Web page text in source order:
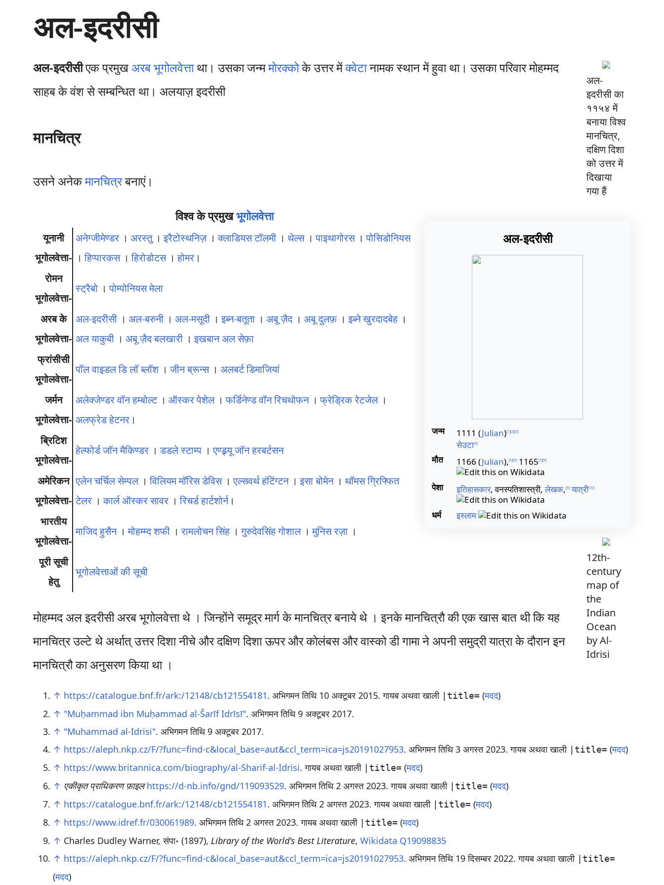
ग्री
एँ
अल-इदरीसी
अल-
इदरीसी का
११५४ में
बनाया विश्व
मानचित्र,
दक्षिण दिशा
को उत्तर में
दिखाया
गया हैं
अल-इदरीसी
जन्म 1111 (Julian)[1][2][3]
सेउटा[4]
मौत 1166 (Julian),[5][6] 1165[7][8]
पेशा इतिहासकार, वनस्पतिशास्त्री,लेखक,[9] यात्री[10]
धर्म इस्लाम
अल-इदरीसीएक प्रमुखअरबभूगोलवेत्ताथा। उसका जन्ममोरक्कोके उत्तर मेंक्वेटानामक स्थान में हुवा था। उसका परिवार मोहम्मद
साहब के वंश से सम्बन्धित था। अलयाज़ इदरीसी
मानचित्र
उसने अनेकमानचित्रबनाएं।
12th-
century
map of
the
Indian
Ocean
by Al-
Idrisi
विश्व के प्रमुखभूगोलवेत्ता
यूनानी
भूगोलवेत्ता-
अनेग्जीमेण्डर ।अरस्तु।इरैटोस्थनिज़।क्लाडियस टॉलमी । थेल्स।पाइथागोरस।पोसिडोनियस
।हिप्पारकस।हिरोडोटस।होमर ।
रोमन
भूगोलवेत्ता-
स्ट्रैबो ।पोम्पोनियस मेला
अरब के
भूगोलवेत्ता-
अल-इदरीसी ।अल-बरुनी ।अल-मसूदी ।इब्न-बतूता ।अबू ज़ैद।अबू दुलफ़ ।इब्ने खुरदादबेह ।
अल याकुबी ।अबू ज़ैद बलखारी ।इखबान अल सेफ़ा
फ्रांसीसी
भूगोलवेत्ता-
पॉल वाइडल डि लॉ ब्लॉश।जीन ब्रून्स।अलबर्ट डिमाजियां
जर्मन
भूगोलवेत्ता-
अलेक्जेण्डर वॉन हम्बोल्ट।ऑस्कर पेशेल।फर्डिनेण्ड वॉन रिचथोफन।फ्रेड्रिक रेटजेल।
अलफ्रेड हेटनर ।
ब्रिटिश
भूगोलवेत्ता-
हेल्फोर्ड जॉन मैकिण्डर ।डडले स्टाम्प ।एण्ड्र्यू जॉन हरबर्टसन
अमेरिकन
भूगोलवेत्ता-
एलेन चर्चिल सेम्पल।विलियम मॉरिस डेविस।एल्सवर्थ हंटिंग्टन।इसा बोमेन। थॉमस ग्रिफ्फित
टेलर ।कार्ल ऑस्कर सावर ।रिचर्ड हार्टशोर्न।
भारतीय
भूगोलवेत्ता-
माजिद हुसैन।मोहम्म्द शफी ।रामलोचन सिंह ।गुरुदेवसिंह गोशाल।मुनिस रज़ा ।
पूरी सूची
हेतु
भूगोलवेत्ताओं की सूची
मोहम्मद अल इदरीसी अरब भूगोलवेत्ता थे । जिन्होंने समूद्र मार्ग के मानचित्र बनाये थे । इनके मानचित्रौ की एक खास बात थी कि यह
मानचित्र उल्टे थे अर्थात् उत्तर दिशा नीचे और दक्षिण दिशा ऊपर और कोलंबस और वास्को डी गामा ने अपनी समुद्री यात्रा के दौरान इन
मानचित्रौ का अनुसरण किया था ।
↑ https://catalogue.bnf.fr/ark:/12148/cb121554181. अभिगमन तिथि 10 अक्टूबर 2015. गायब अथवा खाली |title= (मदद)
↑ "Muḥammad ibn Muḥammad al-Šarīf Idrīsī". अभिगमन तिथि 9 अक्टूबर 2017.
↑ "Muhammad al-Idrisi". अभिगमन तिथि 9 अक्टूबर 2017.
↑ https://aleph.nkp.cz/F/?func=find-c&local_base=aut&ccl_term=ica=js20191027953. अभिगमन तिथि 3 अगस्त 2023. गायब अथवा खाली |title= (मदद)
↑ https://www.britannica.com/biography/al-Sharif-al-Idrisi. गायब अथवा खाली |title= (मदद)
↑ एकीकृत प्राधिकरण फ़ाइल https://d-nb.info/gnd/119093529. अभिगमन तिथि 2 अगस्त 2023. गायब अथवा खाली |title= (मदद)
↑ https://catalogue.bnf.fr/ark:/12148/cb121554181. अभिगमन तिथि 2 अगस्त 2023. गायब अथवा खाली |title= (मदद)
↑ https://www.idref.fr/030061989. अभिगमन तिथि 2 अगस्त 2023. गायब अथवा खाली |title= (मदद)
↑ Charles Dudley Warner, संपा॰ (1897),Library of the World's Best Literature,Wikidata Q19098835
↑ https://aleph.nkp.cz/F/?func=find-c&local_base=aut&ccl_term=ica=js20191027953. अभिगमन तिथि 19 दिसम्बर 2022. गायब अथवा खाली |title=
(मदद)